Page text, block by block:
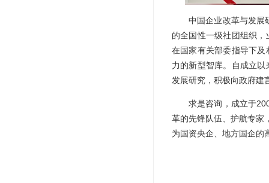
中国企业改革与发展
的全国性一级社团组织
在国家有关部委指导下
力的新型智库。自成立
发展研究，积极向政府建
求是咨询，成立于
革的先锋队伍、护航专家
为国资央企、地方国企的